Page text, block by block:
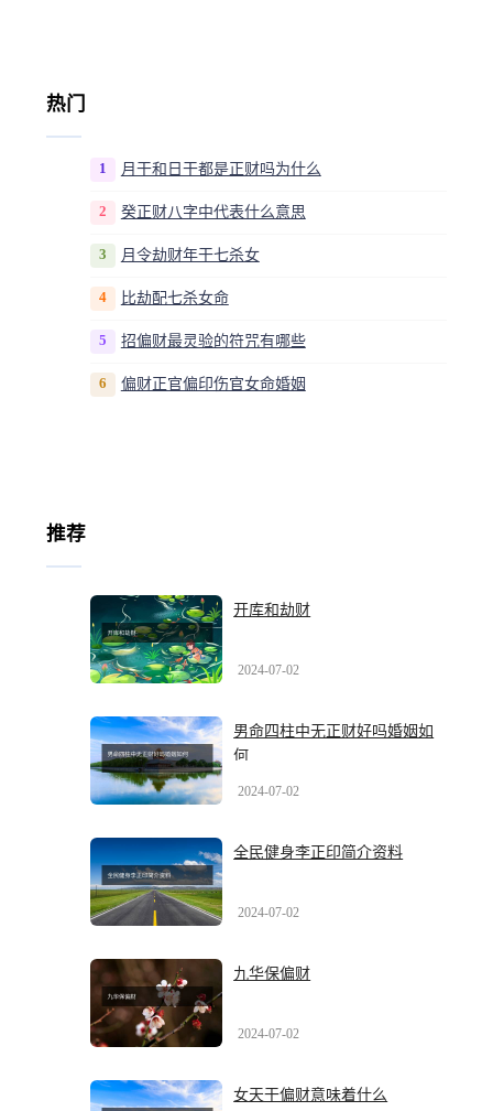
热门
1 月干和日干都是正财吗为什么
2 癸正财八字中代表什么意思
3 月令劫财年干七杀女
4 比劫配七杀女命
5 招偏财最灵验的符咒有哪些
6 偏财正官偏印伤官女命婚姻
推荐
开库和劫财
2024-07-02
男命四柱中无正财好吗婚姻如
何
2024-07-02
全民健身李正印简介资料
2024-07-02
九华保偏财
2024-07-02
女天干偏财意味着什么